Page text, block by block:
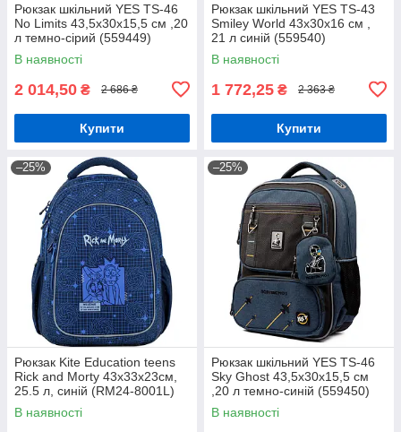
Рюкзак шкільний YES TS-46
No Limits 43,5x30x15,5 см ,20
л темно-сірий (559449)
В наявності
2 014,50 ₴ 2 686 ₴
Купити
Рюкзак шкільний YES TS-43
Smiley World 43x30x16 см ,
21 л синій (559540)
В наявності
1 772,25 ₴ 2 363 ₴
Купити
–25%
Рюкзак Kite Education teens
Rick and Morty 43x33x23см,
25.5 л, синій (RM24-8001L)
В наявності
–25%
Рюкзак шкільний YES TS-46
Sky Ghost 43,5x30x15,5 см
,20 л темно-синій (559450)
В наявності